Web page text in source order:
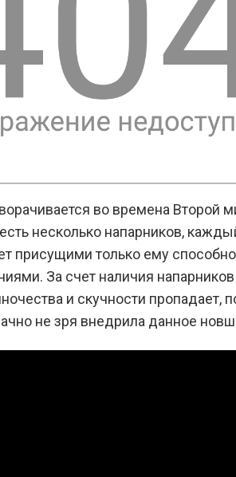
во времена Второй
несколько напарников,
присущими только ему
За счет наличия
и скучности пропадает,
не зря внедрила данное